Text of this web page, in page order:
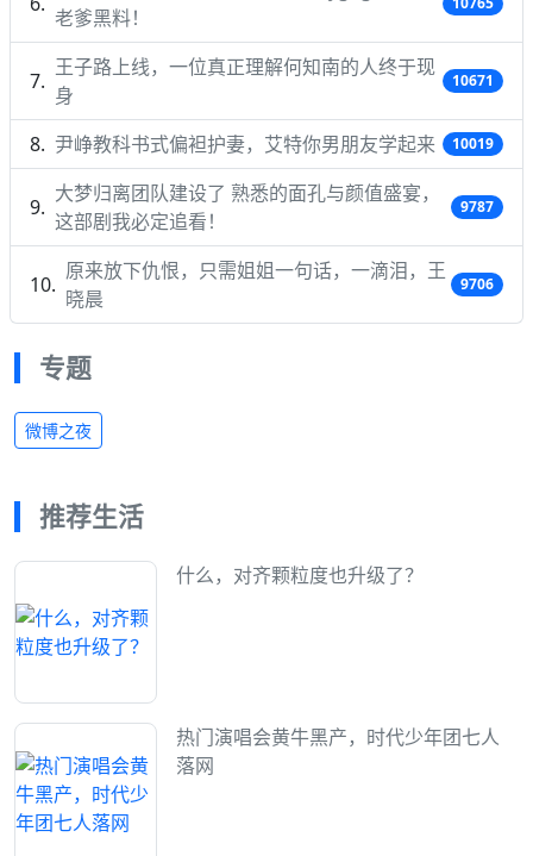
老爹黑料！
王子路上线，一位真正理解何知南的人终于现
身
10671
尹峥教科书式偏袒护妻，艾特你男朋友学起来 10019
大梦归离团队建设了 熟悉的面孔与颜值盛宴，
这部剧我必定追看！
9787
原来放下仇恨，只需姐姐一句话，一滴泪，王
晓晨
9706
专题
微博之夜
推荐生活
什么，对齐颗粒度也升级了？
热门演唱会黄牛黑产，时代少年团七人
落网